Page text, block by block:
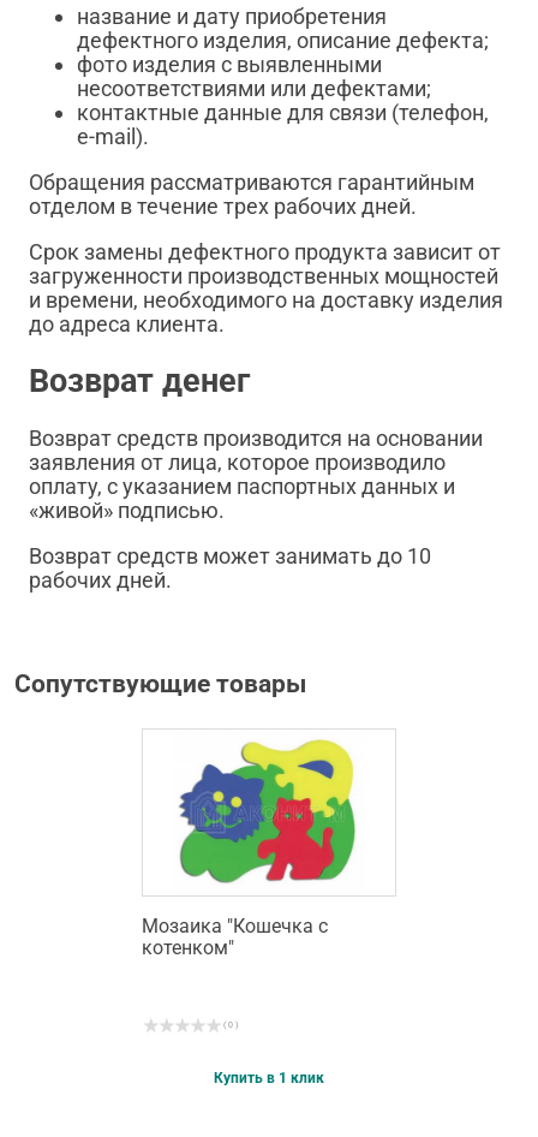
название и дату приобретения
дефектного изделия, описание дефекта;
фото изделия с выявленными
несоответствиями или дефектами;
контактные данные для связи (телефон,
e-mail).
Обращения рассматриваются гарантийным
отделом в течение трех рабочих дней.
Срок замены дефектного продукта зависит от
загруженности производственных мощностей
и времени, необходимого на доставку изделия
до адреса клиента.
Возврат денег
Возврат средств производится на основании
заявления от лица, которое производило
оплату, с указанием паспортных данных и
«живой» подписью.
Возврат средств может занимать до 10
рабочих дней.
Сопутствующие товары
Мозаика "Кошечка с
котенком"
( 0 )
Купить в 1 клик